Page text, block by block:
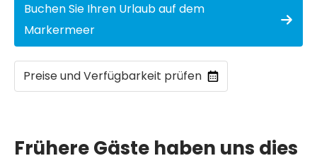
Buchen Sie Ihren Urlaub auf dem
Markermeer
Preise und Verfügbarkeit prüfen
Frühere Gäste haben uns dies